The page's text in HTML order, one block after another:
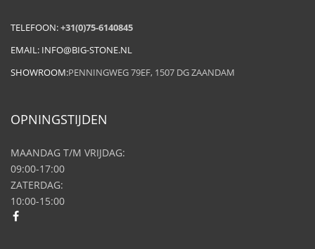
TELEFOON:+31(0)75-6140845
EMAIL: INFO@BIG-STONE.NL
SHOWROOM:PENNINGWEG 79EF, 1507 DG ZAANDAM
OPNINGSTIJDEN
MAANDAG T/M VRIJDAG:
09:00-17:00
ZATERDAG:
10:00-15:00